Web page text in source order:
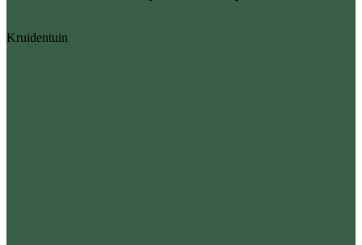
Kruidentuin